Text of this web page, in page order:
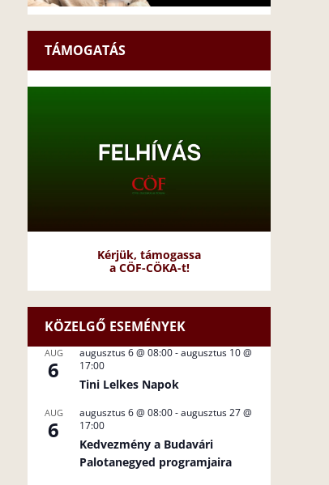
TÁMOGATÁS
Kérjük, támogassa
a CÖF-CÖKA-t!
KÖZELGŐ ESEMÉNYEK
AUG
6
augusztus 6 @ 08:00-augusztus 10 @
17:00
Tini Lelkes Napok
AUG
6
augusztus 6 @ 08:00-augusztus 27 @
17:00
Kedvezmény a Budavári
Palotanegyed programjaira